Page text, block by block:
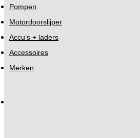
Pompen
Motordoorslijper
Accu’s + laders
Accessoires
Merken